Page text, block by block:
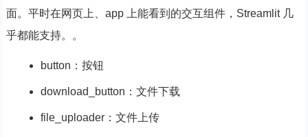
面。平时在网页上、app 上能看到的交互组件，Streamlit 几
乎都能支持。。
button：按钮
download_button：文件下载
file_uploader：文件上传